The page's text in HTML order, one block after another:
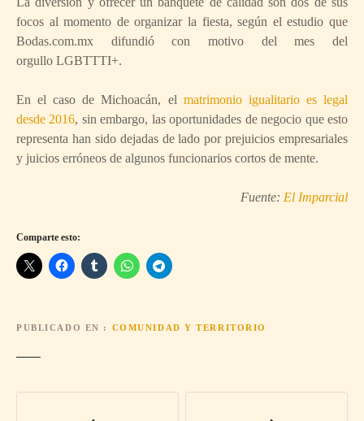
focos al momento de organizar la fiesta, según el estudio que
Bodas.com.mx difundió con motivo del mes del
orgullo LGBTTTI+.
En el caso de Michoacán, el matrimonio igualitario es legal
desde 2016, sin embargo, las oportunidades de negocio que esto
representa han sido dejadas de lado por prejuicios empresariales
y juicios erróneos de algunos funcionarios cortos de mente.
Fuente: El Imparcial
Comparte esto:
PUBLICADO EN COMUNIDAD Y TERRITORIO